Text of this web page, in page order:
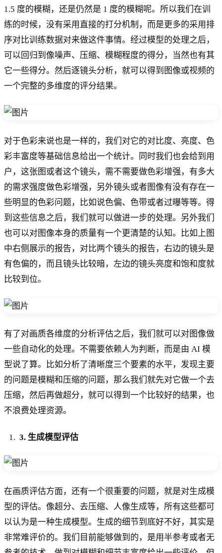
1.5 度的模糊，还是仍然是 1 度的模糊呢。所以我们在训
练的时候，没有采用直接的打分机制，而是更多的采用排
序对比训练数据对来做这件事情。经过模型的处理之后，
可以回归到像噪声、压缩、模糊程度的得分，当然也有其
它一些得分。然后逐镜头分析，就可以得到图像或视频的
一个完整的多维度的评分结果。
对于色彩来说也是一样的，我们对它的对比度、亮度、色
彩丰富度等基础信息给出一个统计。同时我们也会给到用
户，这张图或者这个镜头，需不需要做色彩增强，有多大
的需求强度做色彩增强，另外镜头或者图像有没有存在一
些明显的色彩问题，比如说色偏、色带或者过曝等等。得
到这些信息之后，我们就可以做进一步的处理。另外我们
也可以对图像本身的质量有一个更清楚的认知。比如上图
中右侧展示的报告，对比两个镜头的报告，右边的镜头是
有色偏的，而且镜头比较暗，左边的镜头亮度和饱和度就
比较到位。
有了对画质各维度的分析评估之后，我们就可以对图像做
一些自动化的处理。不需要依赖人为判断，而是由 AI 模
型说了算。比如分析了清晰度三个要素的水平，发现主要
的问题是模糊和压缩的问题，那么我们就先对它做一个去
压缩，然后再做超分，就可以得到一个比较好的结果，也
不浪费处理资源。
3. 生成模型评估
在画质评估方面，还有一个很重要的问题，就是对生成模
型的评估。像超分、去压缩、人像生成等，所有这些都可
以认为是一种生成模型。生成的细节到底好不好，其实是
非常难评价的。我们目前能够做到的，是用半参考或者无